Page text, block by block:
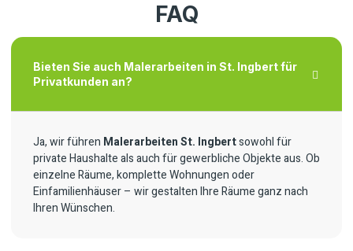
FAQ
Bieten Sie auch Malerarbeiten in St. Ingbert für
Privatkunden an?
Ja, wir führen Malerarbeiten St. Ingbertsowohl für
private Haushalte als auch für gewerbliche Objekte aus. Ob
einzelne Räume, komplette Wohnungen oder
Einfamilienhäuser – wir gestalten Ihre Räume ganz nach
Ihren Wünschen.